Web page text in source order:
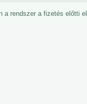
a rendszer a fizetés előtti